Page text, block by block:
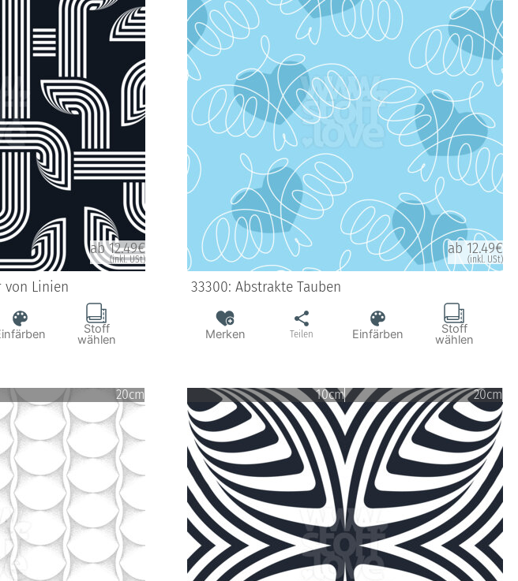
ab 12.49€
(inkl. USt)
von Linien
Stoff
wählen
ab 12.49€
(inkl. USt)
33300: Abstrakte Tauben
Merken Teilen Einfärben Stoff
wählen
20cm 10cm 20cm